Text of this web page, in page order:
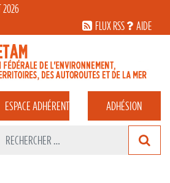
2026
FLUX RSS
AIDE
ESPACEADHÉRENT ADHÉSION